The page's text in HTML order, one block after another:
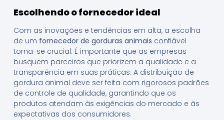
Escolhendo o fornecedor ideal
Com as inovações e tendências em alta, a escolha
de um fornecedor de gorduras animais confiável
torna-se crucial. É importante que as empresas
busquem parceiros que priorizem a qualidade e a
transparência em suas práticas. A distribuição de
gordura animal deve ser feita com rigorosos padrões
de controle de qualidade, garantindo que os
produtos atendam às exigências do mercado e às
expectativas dos consumidores.